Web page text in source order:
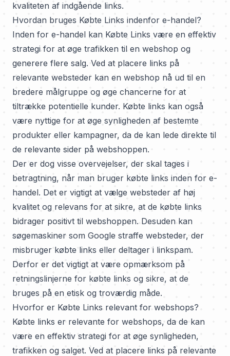
kvaliteten af indgående links.
Hvordan bruges Købte Links indenfor e-handel?
Inden for e-handel kan Købte Links være en effektiv
strategi for at øge trafikken til en webshop og
generere flere salg. Ved at placere links på
relevante websteder kan en webshop nå ud til en
bredere målgruppe og øge chancerne for at
tiltrække potentielle kunder. Købte links kan også
være nyttige for at øge synligheden af bestemte
produkter eller kampagner, da de kan lede direkte til
de relevante sider på webshoppen.
Der er dog visse overvejelser, der skal tages i
betragtning, når man bruger købte links inden for e-
handel. Det er vigtigt at vælge websteder af høj
kvalitet og relevans for at sikre, at de købte links
bidrager positivt til webshoppen. Desuden kan
søgemaskiner som Google straffe websteder, der
misbruger købte links eller deltager i linkspam.
Derfor er det vigtigt at være opmærksom på
retningslinjerne for købte links og sikre, at de
bruges på en etisk og troværdig måde.
Hvorfor er Købte Links relevant for webshops?
Købte links er relevante for webshops, da de kan
være en effektiv strategi for at øge synligheden,
trafikken og salget. Ved at placere links på relevante